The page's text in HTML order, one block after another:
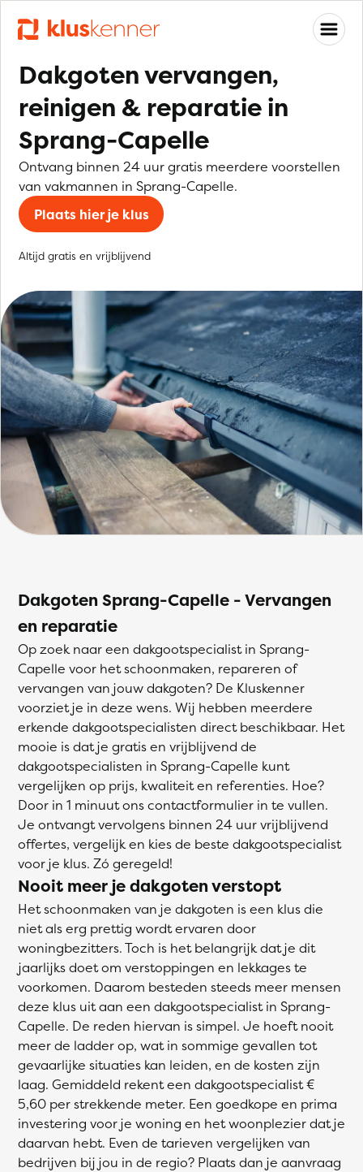
Dakgoten vervangen,
reinigen & reparatie in
Sprang-Capelle
Ontvang binnen 24 uur gratis meerdere voorstellen
van vakmannen in Sprang-Capelle.
Plaats hier je klus
Altijd gratis en vrijblijvend
Dakgoten Sprang-Capelle - Vervangen
en reparatie
Op zoek naar een dakgootspecialist in Sprang-
Capelle voor het schoonmaken, repareren of
vervangen van jouw dakgoten? De Kluskenner
voorziet je in deze wens. Wij hebben meerdere
erkende dakgootspecialisten direct beschikbaar. Het
mooie is dat je gratis en vrijblijvend de
dakgootspecialisten in Sprang-Capelle kunt
vergelijken op prijs, kwaliteit en referenties. Hoe?
Door in 1 minuut ons contactformulier in te vullen.
Je ontvangt vervolgens binnen 24 uur vrijblijvend
offertes, vergelijk en kies de beste dakgootspecialist
voor je klus. Zó geregeld!
Nooit meer je dakgoten verstopt
Het schoonmaken van je dakgoten is een klus die
niet als erg prettig wordt ervaren door
woningbezitters. Toch is het belangrijk dat je dit
jaarlijks doet om verstoppingen en lekkages te
voorkomen. Daarom besteden steeds meer mensen
deze klus uit aan een dakgootspecialist in Sprang-
Capelle. De reden hiervan is simpel. Je hoeft nooit
meer de ladder op, wat in sommige gevallen tot
gevaarlijke situaties kan leiden, en de kosten zijn
laag. Gemiddeld rekent een dakgootspecialist €
5,60 per strekkende meter. Een goedkope en prima
investering voor je woning en het woonplezier dat je
daarvan hebt. Even de tarieven vergelijken van
bedrijven bij jou in de regio? Plaats dan je aanvraag